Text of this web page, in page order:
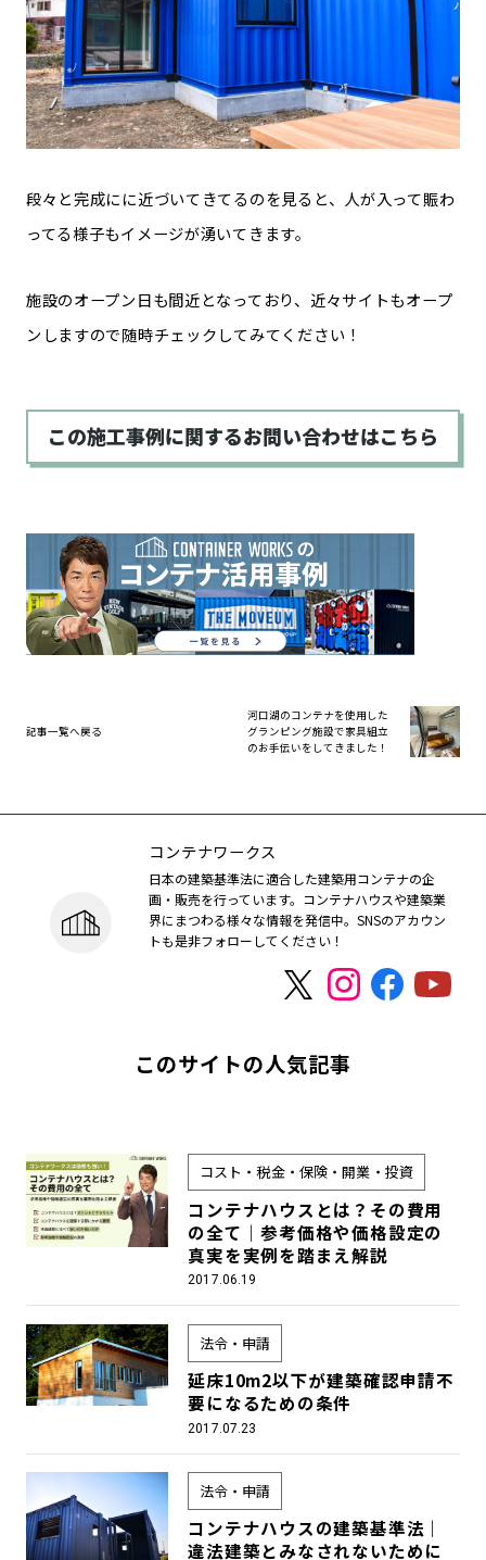
段々と完成にに近づいてきてるのを見ると、人が入って賑わ
ってる様子もイメージが湧いてきます。
施設のオープン日も間近となっており、近々サイトもオープ
ンしますので随時チェックしてみてください！
この施工事例に関するお問い合わせはこちら
記事一覧へ戻る
河口湖のコンテナを使用した
グランピング施設で家具組立
のお手伝いをしてきました！
コンテナワークス
日本の建築基準法に適合した建築用コンテナの企
画・販売を行っています。コンテナハウスや建築業
界にまつわる様々な情報を発信中。SNSのアカウン
トも是非フォローしてください！
このサイトの人気記事
コンテナハウスとは？その費用
の全て｜参考価格や価格設定の
真実を実例を踏まえ解説
コスト・税金・保険・開業・投資
2017.06.19
延床10m2以下が建築確認申請不
要になるための条件
法令・申請
2017.07.23
コンテナハウスの建築基準法｜
違法建築とみなされないために
法令・申請